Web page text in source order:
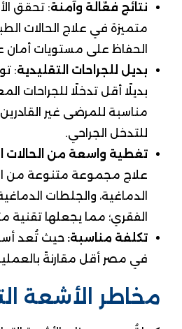
نتائج فعّالة وآمنة: تحقق
متميزة في علاج الحالات
الحفاظ على مستويات أمان
بديل للجراحات التقليدية:
بديلًا أقل تدخلًا للجراحات
مناسبة للمرضى غير
للتدخل الجراحي.
تغطية واسعة من الحالات
علاج مجموعة متنوعة من
الدماغية، والجلطات
الفقري؛ مما يجعلها تقنية
تكلفة مناسبة: حيث تُعد
في مصر أقل مقارنةً
مخاطر الأشعة